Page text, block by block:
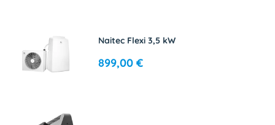
Naitec Flexi 3,5 kW
899,00 €